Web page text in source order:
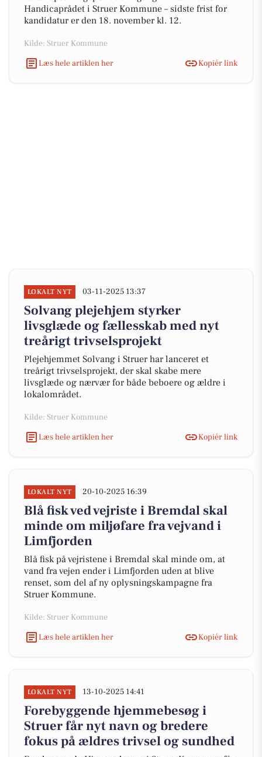
Handicaprådet i Struer Kommune – sidste frist for
kandidatur er den 18. november kl. 12.
Kilde: Struer Kommune
Læs hele artiklen her
Kopiér link
LOKALT NYT 03-11-2025 13:37
Solvang plejehjem styrker
livsglæde og fællesskab med nyt
treårigt trivselsprojekt
Plejehjemmet Solvang i Struer har lanceret et
treårigt trivselsprojekt, der skal skabe mere
livsglæde og nærvær for både beboere og ældre i
lokalområdet.
Kilde: Struer Kommune
Læs hele artiklen her
Kopiér link
LOKALT NYT 20-10-2025 16:39
Blå fisk ved vejriste i Bremdal skal
minde om miljøfare fra vejvand i
Limfjorden
Blå fisk på vejristene i Bremdal skal minde om, at
vand fra vejen ender i Limfjorden uden at blive
renset, som del af ny oplysningskampagne fra
Struer Kommune.
Kilde: Struer Kommune
Læs hele artiklen her
Kopiér link
LOKALT NYT 13-10-2025 14:41
Forebyggende hjemmebesøg i
Struer får nyt navn og bredere
fokus på ældres trivsel og sundhed